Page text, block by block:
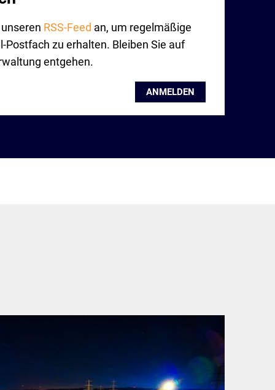
RSS-Feed an, um regelmäßige
zu erhalten. Bleiben Sie auf
entgehen.
ANMELDEN